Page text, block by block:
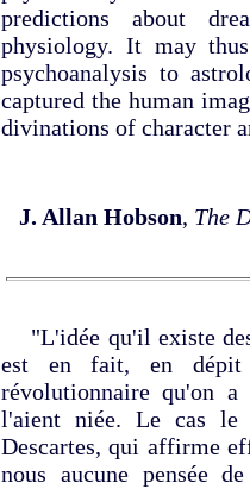
predictions about
physiology. It may
psychoanalysis to
captured the human
divinations of character
J. Allan Hobson, The
"L'idée qu'il existe des
est en fait, en
révolutionnaire qu'on
l'aient niée. Le cas le
Descartes, qui affirme
nous aucune pensée